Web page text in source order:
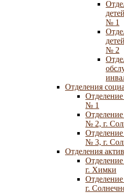
№ 1
№ 2
Отделения
№ 1
№ 2, г.
№ 3, г.
Отделения
г. Химки
г.